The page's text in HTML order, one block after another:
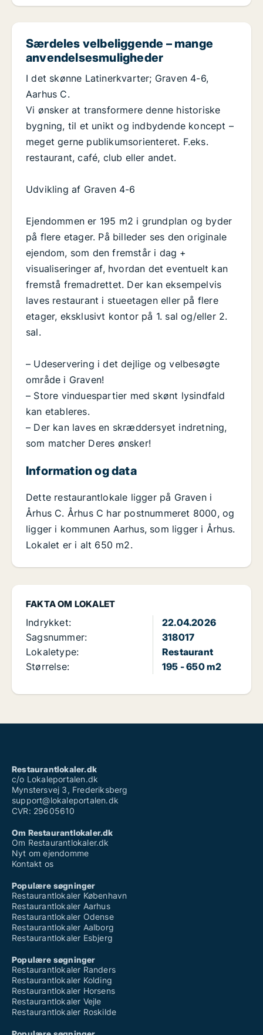
FAKTA OM LOKALET
Indrykket:
22.04.2026
Sagsnummer:
318017
Lokaletype:
Restaurant
Størrelse:
195 - 650 m2
Særdeles velbeliggende – mange
anvendelsesmuligheder
I det skønne Latinerkvarter; Graven 4-6,
Aarhus C.
Vi ønsker at transformere denne historiske
bygning, til et unikt og indbydende koncept –
meget gerne publikumsorienteret. F.eks.
restaurant, café, club eller andet.
Udvikling af Graven 4-6
Ejendommen er 195 m2 i grundplan og byder
på flere etager. På billeder ses den originale
ejendom, som den fremstår i dag +
visualiseringer af, hvordan det eventuelt kan
fremstå fremadrettet. Der kan eksempelvis
laves restaurant i stueetagen eller på flere
etager, eksklusivt kontor på 1. sal og/eller 2.
sal.
– Udeservering i det dejlige og velbesøgte
område i Graven!
– Store vinduespartier med skønt lysindfald
kan etableres.
– Der kan laves en skræddersyet indretning,
som matcher Deres ønsker!
Information og data
Dette restaurantlokale ligger på Graven i
Århus C. Århus C har postnummeret 8000, og
ligger i kommunen Aarhus, som ligger i Århus.
Lokalet er i alt 650 m2.
Restaurantlokaler.dk
c/o Lokaleportalen.dk
Mynstersvej 3, Frederiksberg
support@lokaleportalen.dk
CVR: 29605610
Om Restaurantlokaler.dk
Om Restaurantlokaler.dk
Nyt om ejendomme
Kontakt os
Populære søgninger
Restaurantlokaler København
Restaurantlokaler Aarhus
Restaurantlokaler Odense
Restaurantlokaler Aalborg
Restaurantlokaler Esbjerg
Populære søgninger
Restaurantlokaler Randers
Restaurantlokaler Kolding
Restaurantlokaler Horsens
Restaurantlokaler Vejle
Restaurantlokaler Roskilde